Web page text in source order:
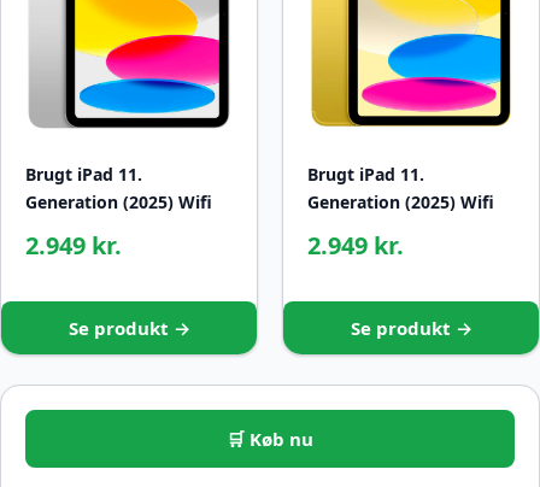
Brugt iPad 11.
Generation (2025) Wifi
2.949 kr.
Se produkt →
Brugt iPad 11.
Generation (2025) Wifi
2.949 kr.
Se produkt →
🛒 Køb nu